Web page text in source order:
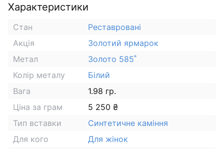
Характеристики
Стан
Реставровані
Акція
Золотий ярмарок
Метал
Золото 585˚
Колір металу
Білий
Вага
1.98 гр.
Ціна за грам
5 250 ₴
Тип вставки
Синтетичне каміння
Для кого
Для жінок